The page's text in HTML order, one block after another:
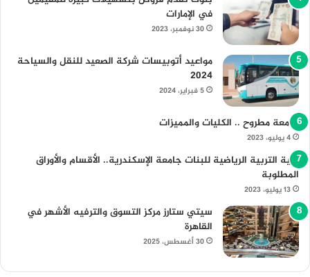
في الإمارات
30 نوفمبر، 2023
مواعيد أتوبيسات شركة الصعيد للنقل والسياحة
2024
5 فبراير، 2024
جامعة مطروح .. الكليات والمميزات
4 يوليو، 2023
كلية التربية الرياضية للبنات جامعة الإسكندرية.. الأقسام والأوراق
المطلوبة
13 يوليو، 2023
سيتي ستارز مركز التسوق والترفيه الأشهر في
القاهرة
30 أغسطس، 2025